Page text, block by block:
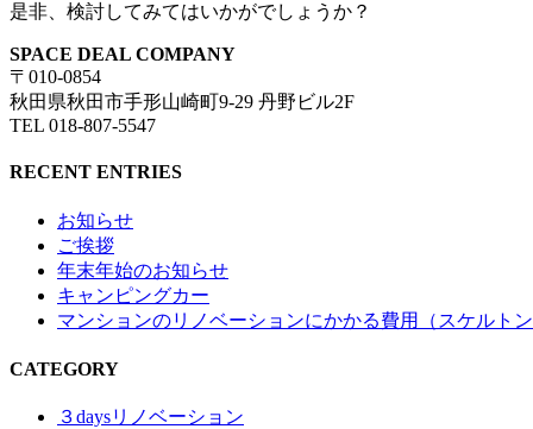
是非、検討してみてはいかがでしょうか？
SPACE DEAL COMPANY
〒010-0854
秋田県秋田市手形山崎町9-29 丹野ビル2F
TEL 018-807-5547
RECENT ENTRIES
お知らせ
ご挨拶
年末年始のお知らせ
キャンピングカー
マンションのリノベーションにかかる費用（スケルトン
CATEGORY
３daysリノベーション